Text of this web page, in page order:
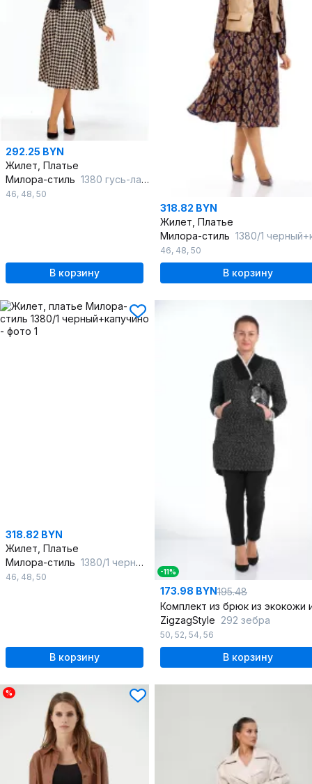
292.25 BYN
Жилет, Платье
Милора-стиль 1380 гусь-лапка+черный
46, 48, 50
В корзину
318.82 BYN
Жилет, Платье
Милора-стиль 1380/1
46, 48, 50
В корзину
318.82 BYN
Жилет, Платье
Милора-стиль 1380/1 черный+капучино
46, 48, 50
В корзину
-11%
173.98 BYN195.48
ZigzagStyle 292 зебра
50, 52, 54, 56
В корзину
%